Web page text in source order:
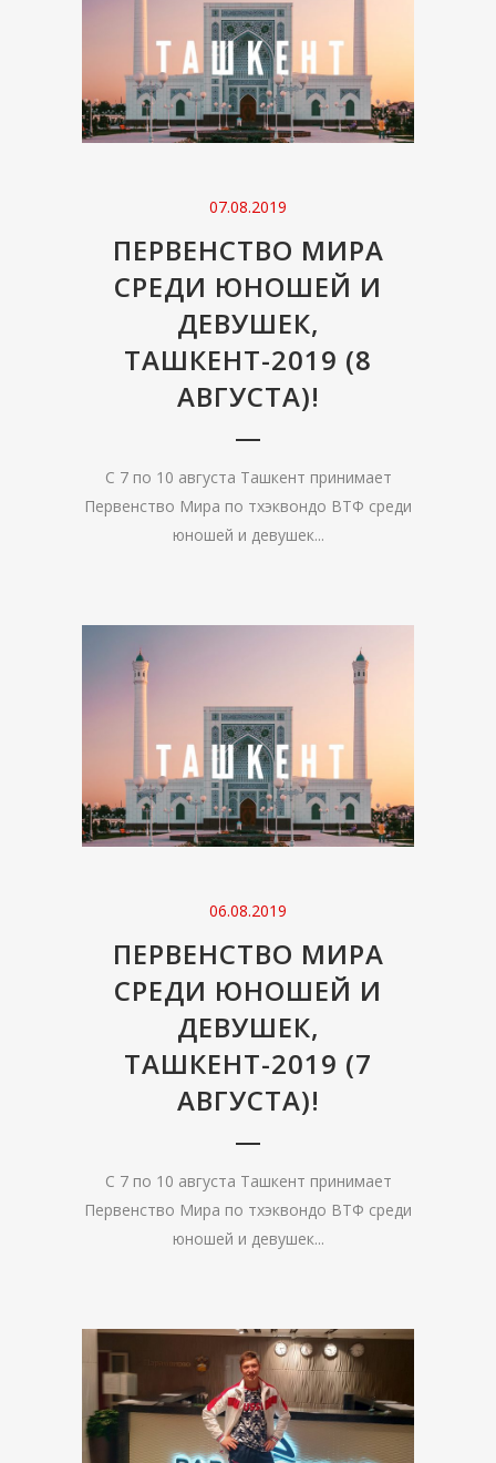
07.08.2019
ПЕРВЕНСТВО МИРА
СРЕДИ ЮНОШЕЙ И
ДЕВУШЕК,
ТАШКЕНТ-2019 (8
АВГУСТА)!
С 7 по 10 августа Ташкент принимает
Первенство Мира по тхэквондо ВТФ среди
юношей и девушек...
06.08.2019
ПЕРВЕНСТВО МИРА
СРЕДИ ЮНОШЕЙ И
ДЕВУШЕК,
ТАШКЕНТ-2019 (7
АВГУСТА)!
С 7 по 10 августа Ташкент принимает
Первенство Мира по тхэквондо ВТФ среди
юношей и девушек...